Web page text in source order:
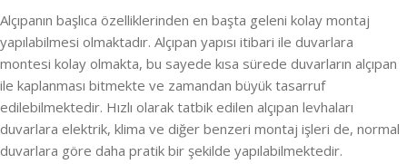
Alçıpanın başlıca özelliklerinden en başta geleni kolay montaj
yapılabilmesi olmaktadır. Alçıpan yapısı itibari ile duvarlara
montesi kolay olmakta, bu sayede kısa sürede duvarların alçıpan
ile kaplanması bitmekte ve zamandan büyük tasarruf
edilebilmektedir. Hızlı olarak tatbik edilen alçıpan levhaları
duvarlara elektrik, klima ve diğer benzeri montaj işleri de, normal
duvarlara göre daha pratik bir şekilde yapılabilmektedir.